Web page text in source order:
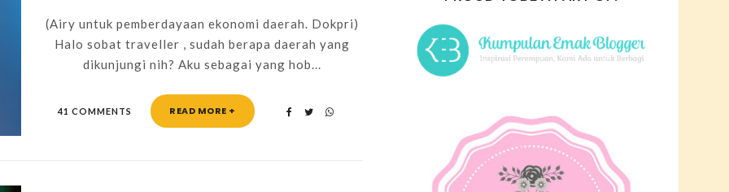
(Airy untuk pemberdayaan ekonomi daerah. Dokpri)
Halo sobat traveller , sudah berapa daerah yang
dikunjungi nih? Aku sebagai yang hob...
41 COMMENTS READ MORE +